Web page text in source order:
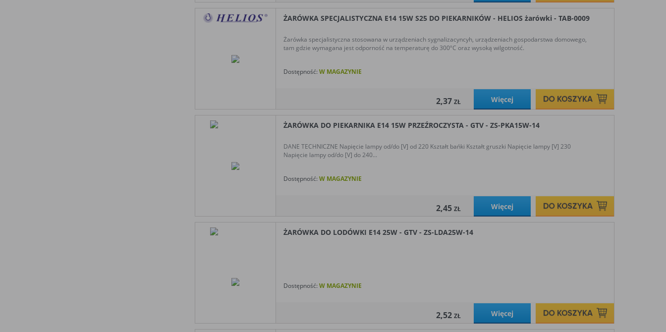
ŻARÓWKA SPECJALISTYCZNA E14 15W S25 DO PIEKARNIKÓW - HELIOS żarówki - TAB-0009
Żarówka specjalistyczna stosowana w urządzeniach sygnalizacyncyh, urządzeniach gospodarstwa domowego,
tam gdzie wymagana jest odporność na temperaturę do 300ºC oraz wysoką wilgotność.
Dostępność:W MAGAZYNIE
2,37ZŁ Więcej
ŻARÓWKA DO PIEKARNIKA E14 15W PRZEŹROCZYSTA - GTV - ZS-PKA15W-14
DANE TECHNICZNE Napięcie lampy od/do [V] od 220 Kształt bańki Kształt gruszki Napięcie lampy [V] 230
Napięcie lampy od/do [V] do 240...
Dostępność:W MAGAZYNIE
2,45ZŁ Więcej
ŻARÓWKA DO LODÓWKI E14 25W - GTV - ZS-LDA25W-14
Dostępność:W MAGAZYNIE
2,52ZŁ Więcej